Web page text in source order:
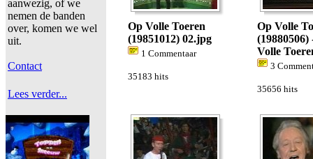
aanwezig, of we
nemen de banden
over, komen we wel
uit.
Contact
Lees verder...
Op Volle Toeren
(19851012) 02.jpg
1 Commentaar
35183 hits
Op Volle
Volle
3
35656 hits